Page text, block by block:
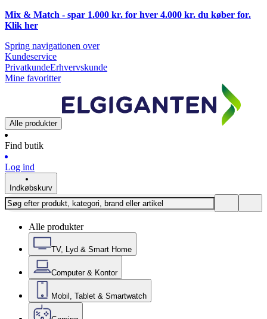
Mix & Match - spar 1.000 kr. for hver 4.000 kr. du køber for.
Klik her
Spring navigationen over
Kundeservice
PrivatkundeErhvervskunde
Mine favoritter
Alle produkter
Find butik
Log ind
Indkøbskurv
Alle produkter
TV, Lyd & Smart Home
Computer & Kontor
Mobil, Tablet & Smartwatch